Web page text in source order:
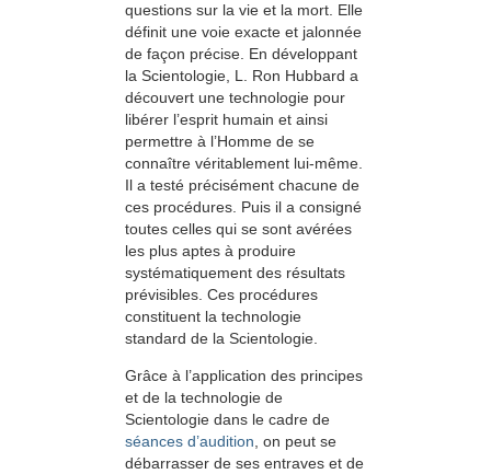
questions sur la vie et la mort. Elle
définit une voie exacte et jalonnée
de façon précise. En développant
la Scientologie, L. Ron Hubbard a
découvert une technologie pour
libérer l’esprit humain et ainsi
permettre à l’Homme de se
connaître véritablement lui-même.
Il a testé précisément chacune de
ces procédures. Puis il a consigné
toutes celles qui se sont avérées
les plus aptes à produire
systémati­que­ment des résultats
prévisibles. Ces procédures
constituent la technologie
standard de la Scientologie.
Grâce à l’application des principes
et de la technologie de
Scientologie dans le cadre de
séances d’audition, on peut se
débarrasser de ses entraves et de